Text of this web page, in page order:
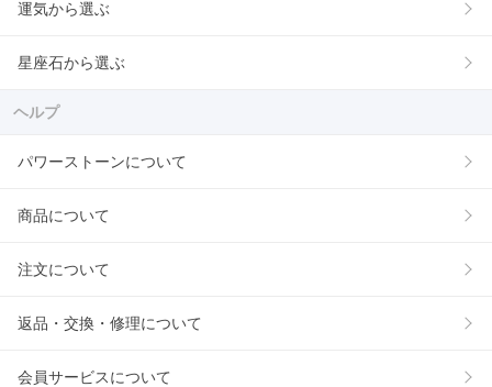
運気から選ぶ
星座石から選ぶ
ヘルプ
パワーストーンについて
商品について
注文について
返品・交換・修理について
会員サービスについて